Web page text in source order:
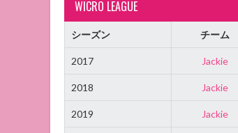
WICRO LEAGUE
シーズン チーム
2017 Jackie
2018 Jackie
2019 Jackie